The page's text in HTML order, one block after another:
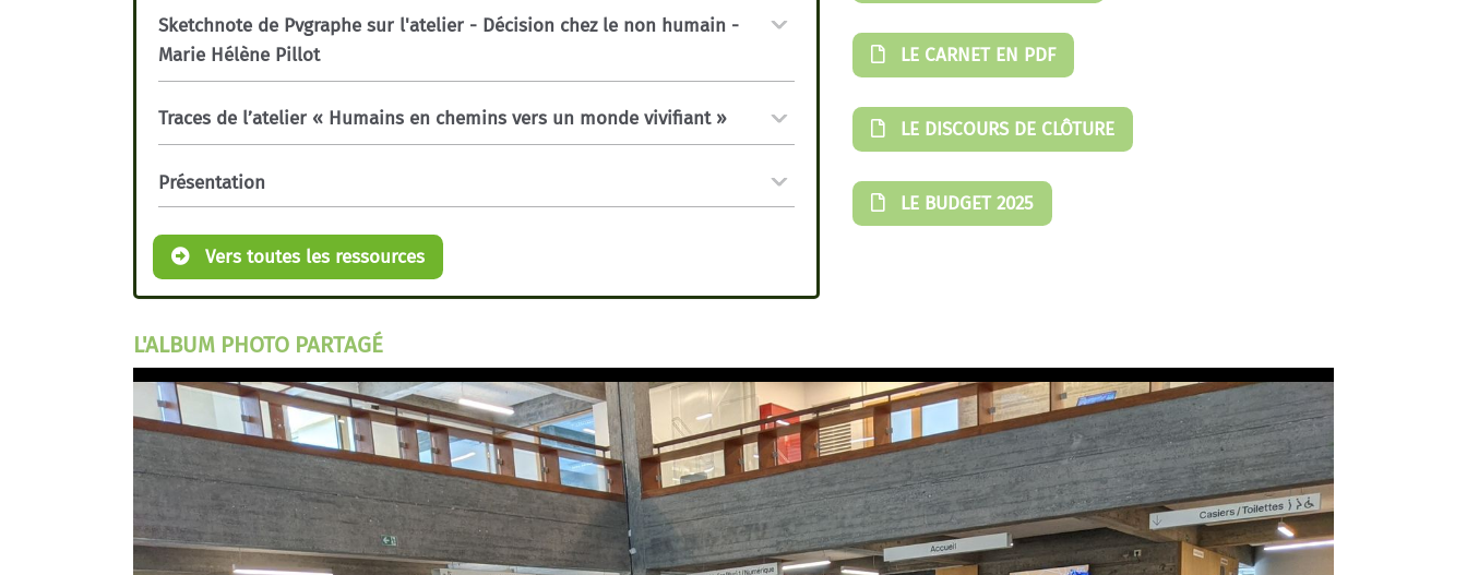
Sketchnote de Pvgraphe sur l'atelier - Décision chez le non humain -
Marie Hélène Pillot
Traces de l’atelier « Humains en chemins vers un monde vivifiant »
Présentation
Vers toutes les ressources
LE CARNET EN PDF
LE DISCOURS DE CLÔTURE
LE BUDGET 2025
L'ALBUM PHOTO PARTAGÉ